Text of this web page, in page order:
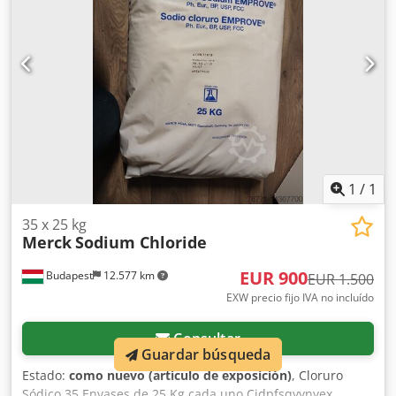
de válvula, fácil acceso a componentes clave y controles
eléctricos modulares, lo que simplifica el mantenimiento y
reduce los tiempos de inactividad. Aplicaciones: Los
homogeneizadores Gaulin Serie T son ideales para: -
Procesado de lácteos: Homogeneización de leche, nata y
otros productos lácteos. - Alimentación y bebidas:
Procesamiento de salsas, aderezos y bebidas. -
Farmacéutica y cosmética: Fabricación de emulsiones,
cremas y lociones. - Industria química: Producción de
pinturas, recubrimientos y otros productos químicos.
1 / 1
Budapest 12.577 km
35 x 25 kg
MerckSodium Chloride
EUR 900EUR 1.500
EXW precio fijo IVA no incluído
Consultar
Estado: como nuevo (artículo de exposición), Cloruro
Guardar búsqueda